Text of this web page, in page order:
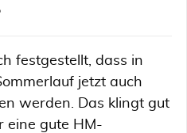
festgestellt, dass in
jetzt auch
werden. Das klingt gut
eine gute HM-